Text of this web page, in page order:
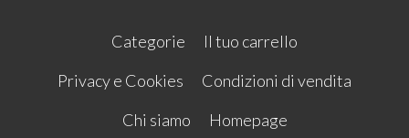
Categorie
Il tuo carrello
Privacy e Cookies
Condizioni di vendita
Chi siamo
Homepage